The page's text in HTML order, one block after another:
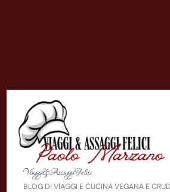
Viaggi&AssaggiFelici
BLOG DI VIAGGI E CUCINA VEGANA E